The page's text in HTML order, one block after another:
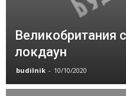
Великобритания
локдаун
budilnik - 10/10/2020